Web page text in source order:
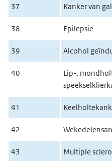
37 Kanker van
38 Epilepsie
39 Alcohol
40
Lip-,
41
42
43 Multiple